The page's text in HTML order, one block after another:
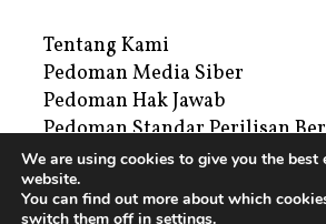
Tentang Kami
Pedoman Media Siber
Pedoman Hak Jawab
Pedoman Standar Perilisan
Privacy Policy
Periklanan
We are using cookies to give you the best
website.
You can find out more about which
switch them off in settings.